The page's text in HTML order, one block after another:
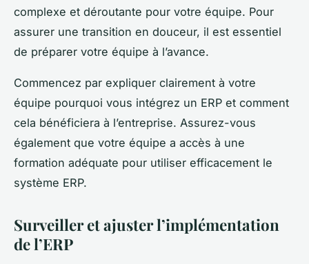
complexe et déroutante pour votre équipe. Pour
assurer une transition en douceur, il est essentiel
de préparer votre équipe à l’avance.
Commencez par expliquer clairement à votre
équipe pourquoi vous intégrez un ERP et comment
cela bénéficiera à l’entreprise. Assurez-vous
également que votre équipe a accès à une
formation adéquate pour utiliser efficacement le
système ERP.
Surveiller et ajuster l’implémentation
de l’ERP